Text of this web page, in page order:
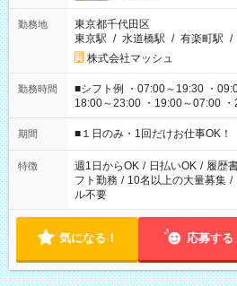
勤務地
東京都千代田区
東京駅 / 水道橋駅 / 有楽町駅 /
株式会社マッシュ
勤務時間
■シフト例 ・07:00～19:30 ・
18:00～23:00 ・19:00～07:00
etc ★最短で3時間で5,120円のお仕事から 15時間で2万円近く稼
げるお仕事も！ ご希望のお時間に合わせてご紹介！ ※シフトは
ください！
期間 ■１日のみ・1回だけお仕事OK！
特徴 週1日からOK / 日払いOK / 履歴
フト勤務 / 10名以上の大量募集 /
ル不要
気になる！ 応募する